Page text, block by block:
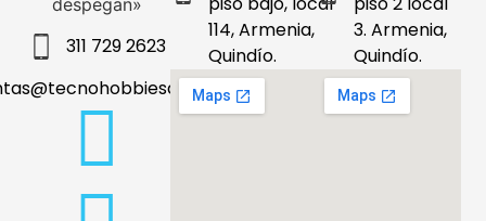
despegan»
311 729 2623
114, Armenia,
Quindío.
3. Armenia,
Quindío.